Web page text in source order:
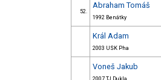
52.
Abraham Tomáš
1992 Benátky
Král Adam
2003 USK Pha
Voneš Jakub